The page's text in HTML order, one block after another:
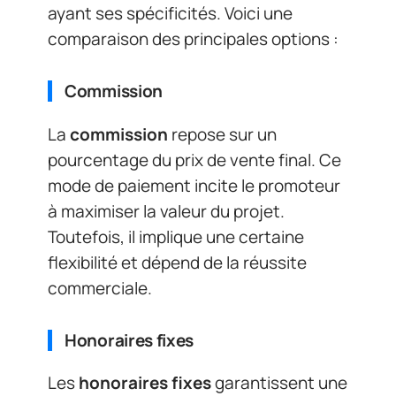
ayant ses spécificités. Voici une
comparaison des principales options :
Commission
Lacommission repose sur un
pourcentage du prix de vente final. Ce
mode de paiement incite le promoteur
à maximiser la valeur du projet.
Toutefois, il implique une certaine
flexibilité et dépend de la réussite
commerciale.
Honoraires fixes
Leshonoraires fixesgarantissent une